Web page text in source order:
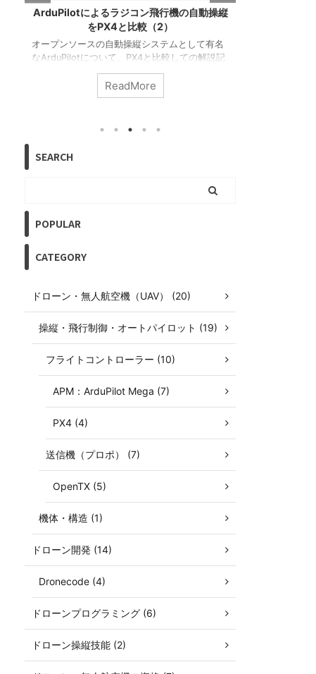
ArduPilotによるラジコン飛行機の自動操縦
をPX4と比較（1）
オープンソースの自動操縦システムとして有名
なArduPilotについて、同じく有名なPX4と比較
す。検証に使用した試験機や器材の詳細と、セ
ットアップやフライトモードの差異について紹
ReadMore
SEARCH
POPULAR
CATEGORY
ドローン・無人航空機（UAV） (20)
操縦・飛行制御・オートパイロット (19)
フライトコントローラー (10)
APM：ArduPilot Mega (7)
PX4 (4)
送信機（プロポ） (7)
OpenTX (5)
機体・構造 (1)
ドローン開発 (14)
Dronecode (4)
ドローンプログラミング (6)
ドローン操縦技能 (2)